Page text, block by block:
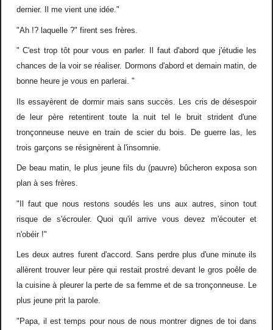
dernier. Il me vient une idée."
"Ah !? laquelle ?" firent ses frères.
" C'est trop tôt pour vous en parler. Il faut d'abord que j'étudie les
chances de la voir se réaliser. Dormons d'abord et demain matin, de
bonne heure je vous en parlerai. "
Ils essayèrent de dormir mais sans succès. Les cris de désespoir
de leur père retentirent toute la nuit tel le bruit strident d'une
tronçonneuse neuve en train de scier du bois. De guerre las, les
trois garçons se résignèrent à l'insomnie.
De beau matin, le plus jeune fils du (pauvre) bûcheron exposa son
plan à ses frères.
"Il faut que nous restons soudés les uns aux autres, sinon tout
risque de s'écrouler. Quoi qu'il arrive vous devez m'écouter et
n'obéir !"
Les deux autres furent d'accord. Sans perdre plus d'une minute ils
allèrent trouver leur père qui restait prostré devant le gros poêle de
la cuisine à pleurer la perte de sa femme et de sa tronçonneuse. Le
plus jeune prit la parole.
"Papa, il est temps pour nous de nous montrer dignes de toi dans